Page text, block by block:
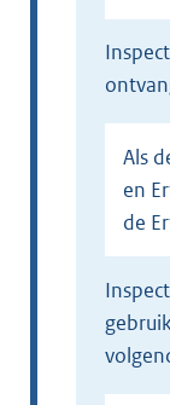
Inspectie Overheidsinformatie en Erfgoed
Als de Inspectie Overheidsinformatie
en
de
Inspectie Overheidsinformatie en Erfgoed